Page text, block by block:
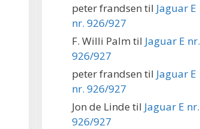
peter frandsen til Jaguar E
nr. 926/927
F. Willi Palm til Jaguar E nr.
926/927
peter frandsen til Jaguar E
nr. 926/927
Jon de Linde til Jaguar E nr.
926/927